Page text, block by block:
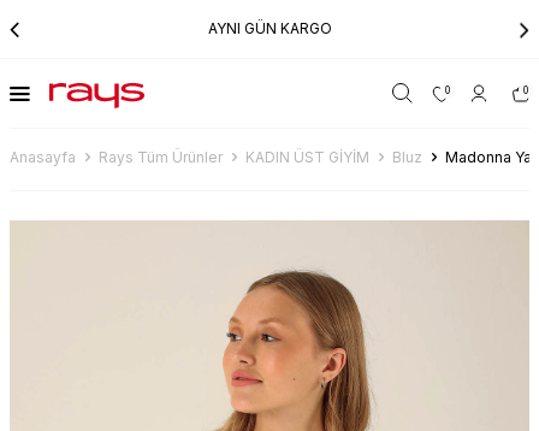
AYNI GÜN KARGO
0 0
Anasayfa Rays Tüm Ürünler KADIN ÜST GİYİM Bluz Madonna